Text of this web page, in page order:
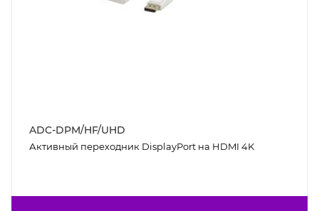
ADC-DPM/HF/UHD
Активный переходник DisplayPort на HDMI 4K